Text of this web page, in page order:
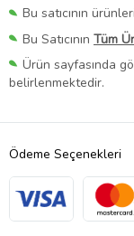
Bu satıcının
Bu Satıcının Tüm
Ürün sayfasında
belirlenmektedir.
Ödeme Seçenekleri